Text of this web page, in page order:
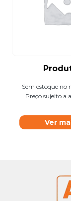
Sem estoque no
Preço sujeito a
Ver